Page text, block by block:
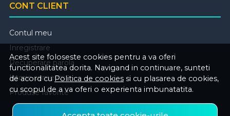
Acest site foloseste cookies pentru a va oferi
functionalitatea dorita. Navigand in continuare, sunteti
de acord cuPolitica de cookies si cu plasarea de cookies,
cu scopul de a va oferi o experienta imbunatatita.
CONT CLIENT
Contul meu
Inregistrare
Recuperare parola
Istoric comenzi
Produse favorite